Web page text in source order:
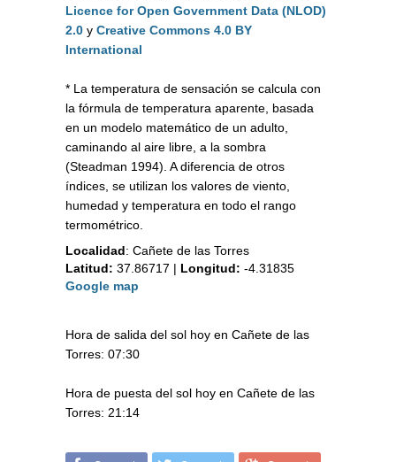
Licence for Open Government Data (NLOD)
2.0 y Creative Commons 4.0 BY
International
* La temperatura de sensación se calcula con
la fórmula de temperatura aparente, basada
en un modelo matemático de un adulto,
caminando al aire libre, a la sombra
(Steadman 1994). A diferencia de otros
índices, se utilizan los valores de viento,
humedad y temperatura en todo el rango
termométrico.
Localidad: Cañete de las Torres
Latitud: 37.86717 | Longitud: -4.31835
Google map
Hora de salida del sol hoy en Cañete de las
Torres: 07:30
Hora de puesta del sol hoy en Cañete de las
Torres: 21:14